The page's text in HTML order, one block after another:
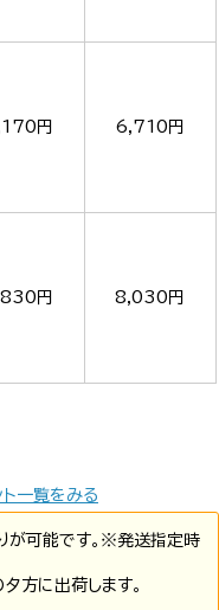
円 6,710円
円 8,030円
ト一覧をみる
が可能です。※発送指定時
方に出荷します。